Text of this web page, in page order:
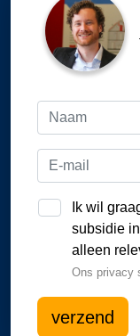
Ik wil
subsidie
alleen
Ons privacy
verzend